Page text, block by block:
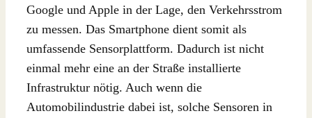
Google und Apple in der Lage, den Verkehrsstrom
zu messen. Das Smartphone dient somit als
umfassende Sensorplattform. Dadurch ist nicht
einmal mehr eine an der Straße installierte
Infrastruktur nötig. Auch wenn die
Automobilindustrie dabei ist, solche Sensoren in